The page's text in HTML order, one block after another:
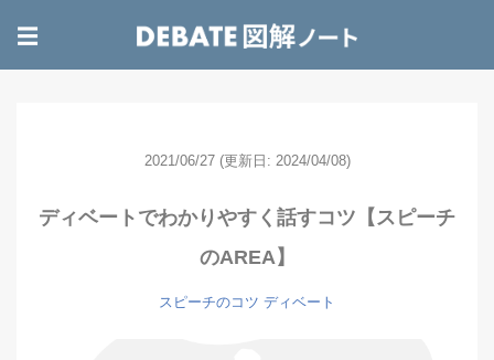
☰
2021/06/27 (更新日: 2024/04/08)
ディベートでわかりやすく話すコツ【スピーチ
のAREA】
スピーチのコツ ディベート